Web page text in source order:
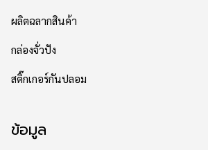
ผลิตฉลากสินค้า
กล่องจั่วปัง
สติ๊กเกอร์กันปลอม
ข้อมูล